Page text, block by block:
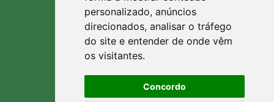
personalizado, anúncios
direcionados, analisar o tráfego
do site e entender de onde vêm
os visitantes.
Concordo